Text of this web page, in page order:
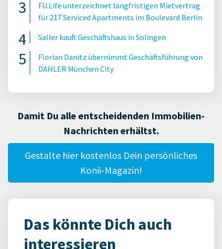
FU.Life unterzeichnet langfristigen Mietvertrag
für 217 Serviced Apartments im Boulevard Berlin
Saller kauft Geschäftshaus in Solingen
Florian Danitz übernimmt Geschäftsführung von
DAHLER München City
Damit Du alle entscheidenden Immobilien-
Nachrichten erhältst.
Gestalte hier kostenlos Dein persönliches
Konii-Magazin!
Das könnte Dich auch
interessieren